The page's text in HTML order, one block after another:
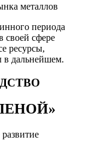
металлов
периода
своей сфере
ресурсы,
в дальнейшем.